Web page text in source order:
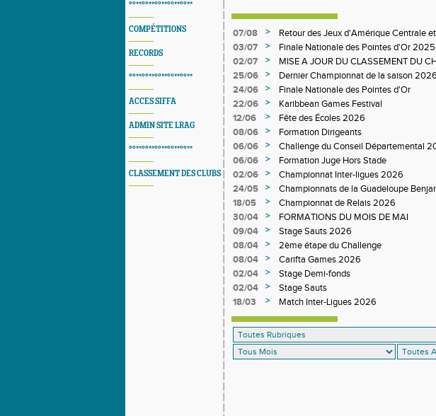
°°**°°**°°**°°**°°**
COMPÉTITIONS
RECORDS
°°**°°**°°**°°**°°**
ACCES SIFFA
ADMIN SITE LRAG
°°**°°**°°**°°**°°**
CLASSEMENT DES CLUBS
07/08 >
Retour des Jeux d'Amérique Centrale
03/07
>
Finale Nationale des Pointes d'Or 2025
02/07
>
MISE A JOUR DU CLASSEMENT DU
DEPARTEMENTAL
25/06 >
Dernier Championnat de la saison 2026
24/06
>
Finale Nationale des Pointes d'Or
22/06
>
Karibbean Games Festival
12/06
>
Fête des Écoles 2026
08/06
>
Formation Dirigeants
06/06
>
Challenge du Conseil Départemental
06/06
>
Formation Juge Hors Stade
02/06
>
Championnat Inter-ligues 2026
24/05
>
Championnats de la Guadeloupe
18/05
>
Championnat de Relais 2026
30/04
>
FORMATIONS DU MOIS DE MAI
09/04
>
Stage Sauts 2026
08/04
>
2ème étape du Challenge
08/04
>
Carifta Games 2026
02/04
>
Stage Demi-fonds
02/04
>
Stage Sauts
18/03
> Match Inter-Ligues 2026